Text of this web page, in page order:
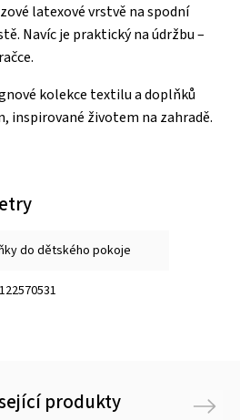
latexové vrstvě na spodní
Navíc je praktický na údržbu –
kolekce textilu a doplňků
inspirované životem na zahradě.
do dětského pokoje
produkty Next